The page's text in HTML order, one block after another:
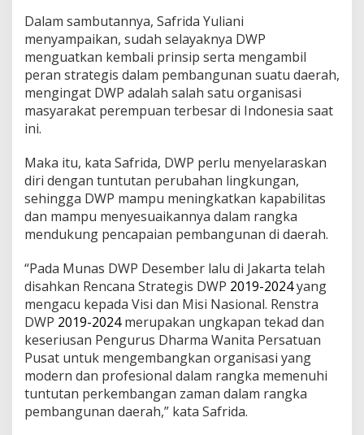
Dalam sambutannya, Safrida Yuliani
menyampaikan, sudah selayaknya DWP
menguatkan kembali prinsip serta mengambil
peran strategis dalam pembangunan suatu daerah,
mengingat DWP adalah salah satu organisasi
masyarakat perempuan terbesar di Indonesia saat
ini.
Maka itu, kata Safrida, DWP perlu menyelaraskan
diri dengan tuntutan perubahan lingkungan,
sehingga DWP mampu meningkatkan kapabilitas
dan mampu menyesuaikannya dalam rangka
mendukung pencapaian pembangunan di daerah.
“Pada Munas DWP Desember lalu di Jakarta telah
disahkan Rencana Strategis DWP 2019-2024yang
mengacu kepada Visi dan Misi Nasional. Renstra
DWP 2019-2024merupakan ungkapan tekad dan
keseriusan Pengurus Dharma Wanita Persatuan
Pusat untuk mengembangkan organisasi yang
modern dan profesional dalam rangka memenuhi
tuntutan perkembangan zaman dalam rangka
pembangunan daerah,” kata Safrida.